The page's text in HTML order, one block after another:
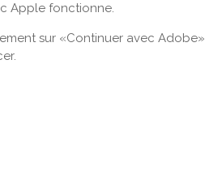
Apple fonctionne.
sur «Continuer avec